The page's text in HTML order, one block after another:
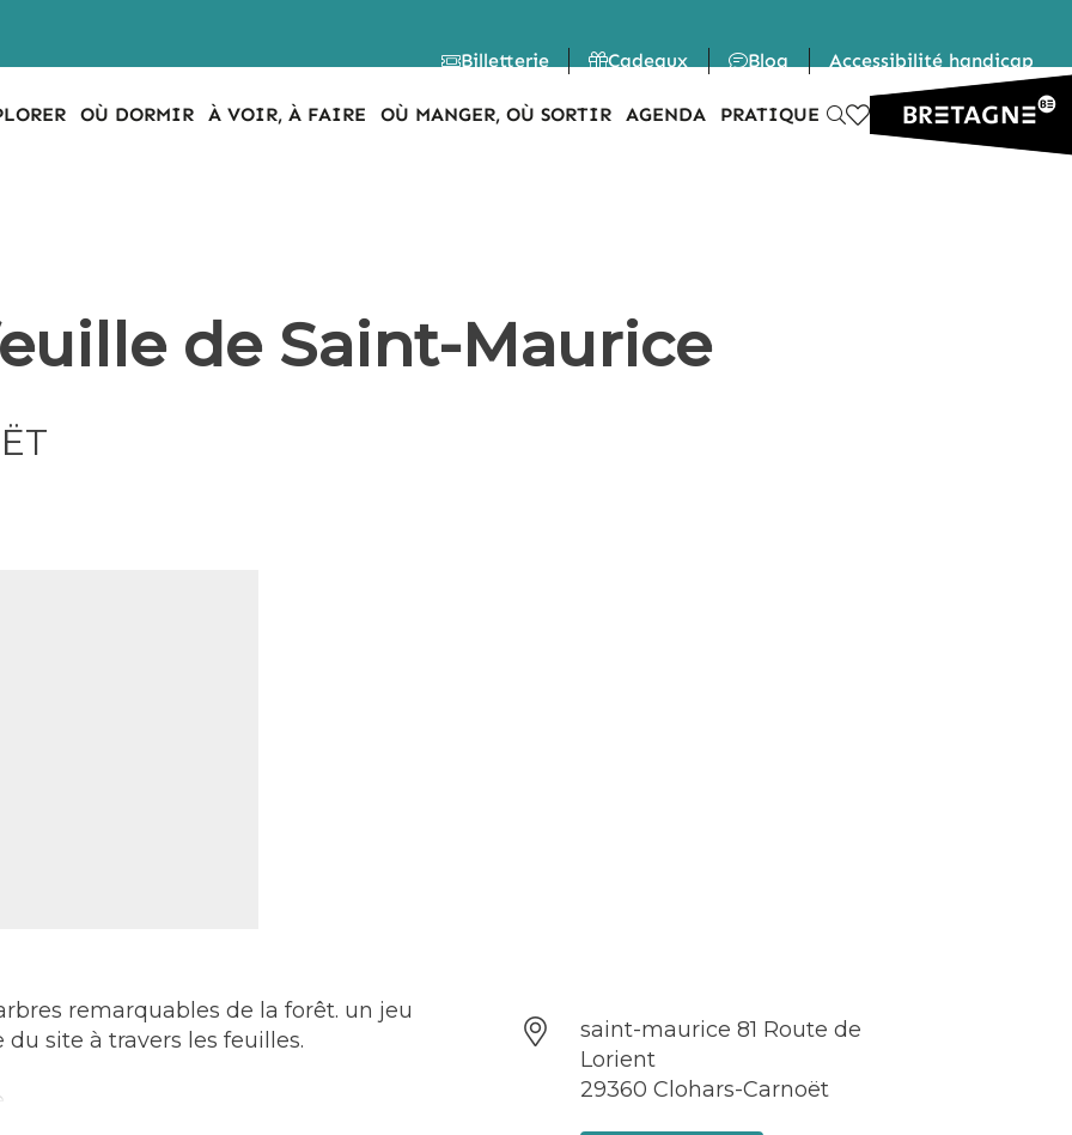
Billetterie Cadeaux Blog Accessibilité handicap
OÙ DORMIR À VOIR, À FAIRE OÙ MANGER, OÙ SORTIR AGENDA PRATIQUE
de Saint-Maurice
remarquables de la forêt. un jeu
site à travers les feuilles.
saint-maurice 81 Route de
Lorient
29360 Clohars-Carnoët